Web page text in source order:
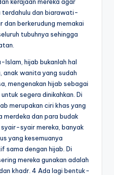
dan biarawati-
berkerudung memakai
tubuhnya sehingga
hijab bukanlah hal
anak wanita yang sudah
mengenakan hijab sebagai
segera dinikahkan. Di
merupakan ciri khas yang
dan para budak
syair mereka, banyak
yang kesemuanya
sama dengan hijab. Di
mereka gunakan adalah
khadr. 4 Ada lagi bentuk-